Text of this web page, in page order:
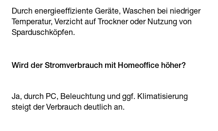
Durch energieeffiziente Geräte, Waschen bei niedriger
Temperatur, Verzicht auf Trockner oder Nutzung von
Sparduschköpfen.
Wird der Stromverbrauch mit Homeoffice höher?
Ja, durch PC, Beleuchtung und ggf. Klimatisierung
steigt der Verbrauch deutlich an.